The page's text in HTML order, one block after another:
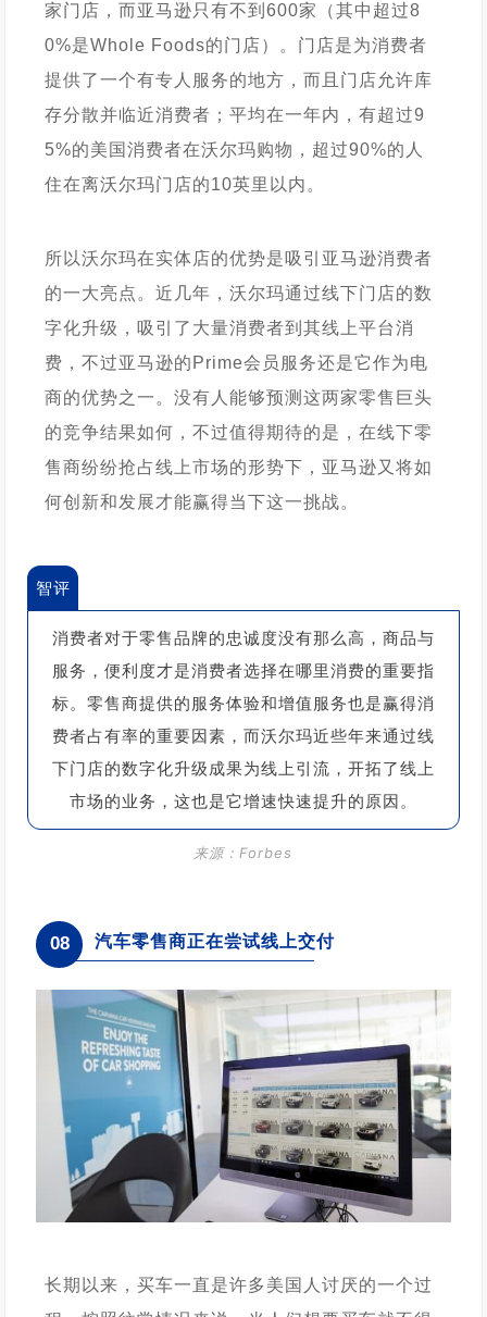
家门店，而亚马逊只有不到600家（其中超过8
0%是Whole Foods的门店）。门店是为消费者
提供了一个有专人服务的地方，而且门店允许库
存分散并临近消费者；平均在一年内，有超过9
5%的美国消费者在沃尔玛购物，超过90%的人
住在离沃尔玛门店的10英里以内。
所以沃尔玛在实体店的优势是吸引亚马逊消费者
的一大亮点。近几年，沃尔玛通过线下门店的数
字化升级，吸引了大量消费者到其线上平台消
费，不过亚马逊的Prime会员服务还是它作为电
商的优势之一。没有人能够预测这两家零售巨头
的竞争结果如何，不过值得期待的是，在线下零
售商纷纷抢占线上市场的形势下，亚马逊又将如
何创新和发展才能赢得当下这一挑战。
智评
消费者对于零售品牌的忠诚度没有那么高，商品与
服务，便利度才是消费者选择在哪里消费的重要指
标。 零售商提供的服务体验和增值服务也是赢得消
费者占有率的重要因素，而沃尔玛近些年来通过线
下门店的数字化升级成果为线上引流，开拓了线上
市场的业务，这也是它增速快速提升的原因。
来源：Forbes
08 汽车零售商正在尝试线上交付
长期以来，买车一直是许多美国人讨厌的一个过